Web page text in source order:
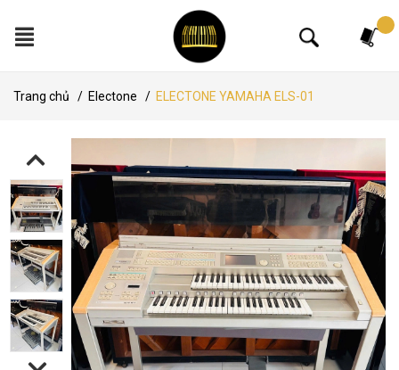
Trang chủ / Electone / ELECTONE YAMAHA ELS-01